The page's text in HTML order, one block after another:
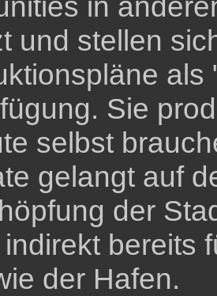
und stellen
Sie
selbst
gelangt auf
der
bereits
der Hafen.